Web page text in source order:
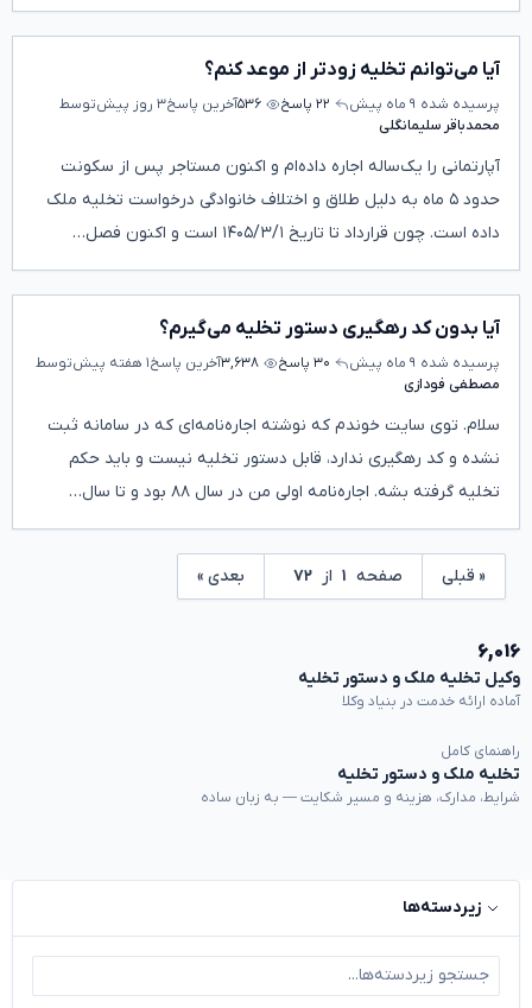
آیا می‌توانم تخلیه زودتر از موعد کنم؟
پرسیده شده ۹ ماه پیش ۲۲ پاسخ ۵۳۶آخرین پاسخ۳ روز پیش
توسط
محمدباقر سلیمانگلی
آپارتمانی را یک‌ساله اجاره داده‌ام و اکنون مستاجر پس از سکونت
حدود ۵ ماه به دلیل طلاق و اختلاف خانوادگی درخواست تخلیه ملک
داده است. چون قرارداد تا تاریخ ۱۴۰۵/۳/۱ است و اکنون فصل…
آیا بدون کد رهگیری دستور تخلیه می‌گیرم؟
پرسیده شده ۹ ماه پیش ۳۰ پاسخ ۳,۶۳۸آخرین پاسخ۱ هفته پیش
توسط
مصطفی فودازی
سلام. توی سایت خوندم که نوشته اجاره‌نامه‌ای که در سامانه ثبت
نشده و کد رهگیری ندارد، قابل دستور تخلیه نیست و باید حکم
تخلیه گرفته بشه. اجاره‌نامه اولی من در سال ۸۸ بود و تا سال…
« قبلی صفحه ۱ از ۷۲ بعدی »
۶,۰۱۶
وکیل تخلیه ملک و دستور تخلیه
آماده ارائه خدمت در بنیاد وکلا
راهنمای کامل
تخلیه ملک و دستور تخلیه
شرایط، مدارک، هزینه و مسیر شکایت — به زبان ساده
زیردسته‌ها